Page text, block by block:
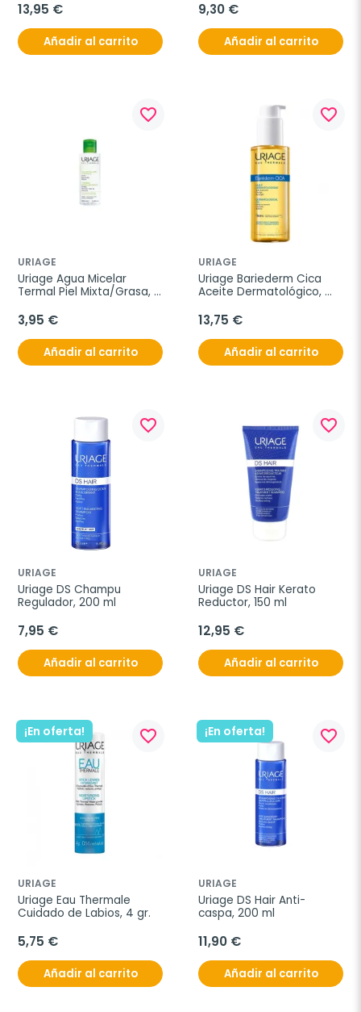
13,95 €
Añadir al carrito
9,30 €
Añadir al carrito
favorite_border
URIAGE
Uriage Agua Micelar
Termal Piel Mixta/Grasa,
3,95 €
Añadir al carrito
favorite_border
URIAGE
Uriage Bariederm Cica
Aceite Dermatológico,
13,75 €
Añadir al carrito
favorite_border
URIAGE
Uriage DS Champu
Regulador, 200 ml
7,95 €
Añadir al carrito
favorite_border
URIAGE
Uriage DS Hair Kerato
Reductor, 150 ml
12,95 €
Añadir al carrito
¡En oferta! favorite_border
URIAGE
Uriage Eau Thermale
Cuidado de Labios, 4 gr.
5,75 €
Añadir al carrito
¡En oferta! favorite_border
URIAGE
Uriage DS Hair Anti-
caspa, 200 ml
11,90 €
Añadir al carrito